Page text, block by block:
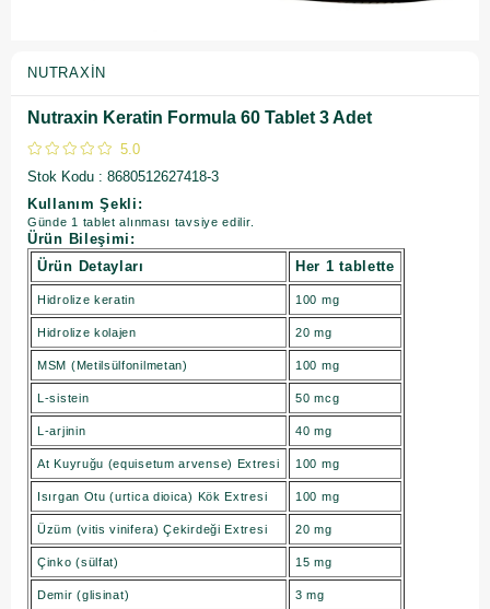
NUTRAXIN
Nutraxin Keratin Formula 60 Tablet 3 Adet
5.0
Stok Kodu
8680512627418-3
Kullanım Şekli:
Günde 1 tablet alınması tavsiye edilir.
Ürün Bileşimi:
Ürün Detayları
Her 1 tablette
Hidrolize keratin 100 mg
Hidrolize kolajen 20 mg
MSM (Metilsülfonilmetan) 100 mg
L-sistein 50 mcg
L-arjinin 40 mg
At Kuyruğu (equisetum arvense) Extresi 100 mg
Isırgan Otu (urtica dioica) Kök Extresi 100 mg
Üzüm (vitis vinifera) Çekirdeği Extresi 20 mg
Çinko (sülfat) 15 mg
Demir (glisinat) 3 mg